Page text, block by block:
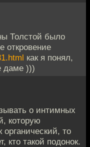
Толстой было
откровение
как я понял,
даме )))
о интимных
которую
то
кто такой подонок.